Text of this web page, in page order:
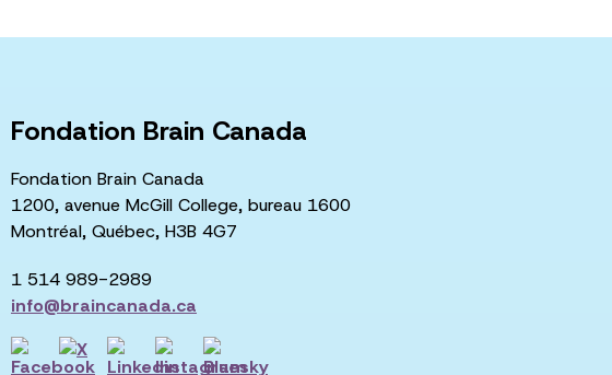
Fondation Brain Canada
Fondation Brain Canada
1200, avenue McGill College, bureau 1600
Montréal, Québec, H3B 4G7
1 514 989-2989
info@braincanada.ca